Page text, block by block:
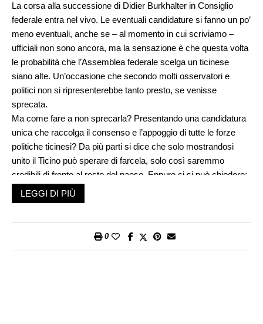
La corsa alla successione di Didier Burkhalter in Consiglio
federale entra nel vivo. Le eventuali candidature si fanno un po’
meno eventuali, anche se – al momento in cui scriviamo –
ufficiali non sono ancora, ma la sensazione è che questa volta
le probabilità che l’Assemblea federale scelga un ticinese
siano alte. Un’occasione che secondo molti osservatori e
politici non si ripresenterebbe tanto presto, se venisse
sprecata.
Ma come fare a non sprecarla? Presentando una candidatura
unica che raccolga il consenso e l’appoggio di tutte le forze
politiche ticinesi? Da più parti si dice che solo mostrandosi
unito il Ticino può sperare di farcela, solo così saremmo
credibili di fronte al resto del paese. Eppure ci si può chiedere:
una cosa simile viene richiesta anche ai candidati di altri
cantoni? Nutro forti dubbi che un socialista zurighese trovi il
sostegno pieno del suo cantone?), ma nessuno si sognerebbe
LEGGI DI PIÙ
0